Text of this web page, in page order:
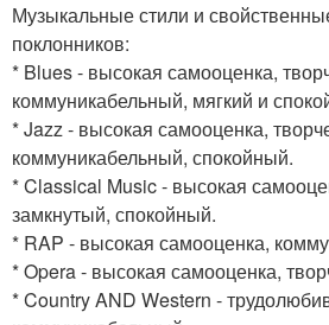
Музыкальные стили и
поклонников:
* Blues - высокая самооценка,
коммуникабельный, мягкий и
* Jazz - высокая самооценка,
коммуникабельный, спокойный.
* Classical Music - высокая
замкнутый, спокойный.
* RAP - высокая самооценка,
* Opera - высокая самооценка,
* Country AND Western -